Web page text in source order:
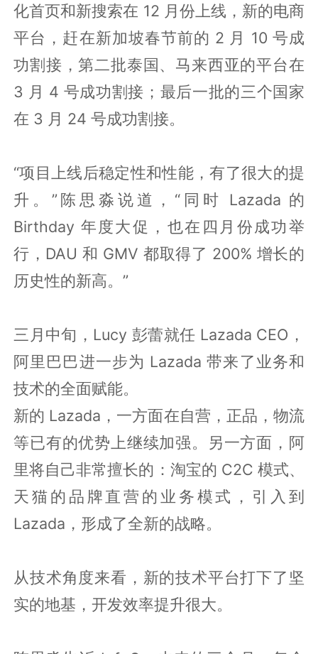
化首页和新搜索在 12 月份上线，新的电商
平台，赶在新加坡春节前的 2 月 10 号成
功割接，第二批泰国、马来西亚的平台在
3 月 4 号成功割接；最后一批的三个国家
在 3 月 24 号成功割接。
“项目上线后稳定性和性能，有了很大的提
升。”陈思淼说道，“同时 Lazada 的
Birthday 年度大促，也在四月份成功举
行，DAU 和 GMV 都取得了 200% 增长的
历史性的新高。”
三月中旬，Lucy 彭蕾就任 Lazada CEO，
阿里巴巴进一步为 Lazada 带来了业务和
技术的全面赋能。
新的 Lazada，一方面在自营，正品，物流
等已有的优势上继续加强。另一方面，阿
里将自己非常擅长的：淘宝的 C2C 模式、
天猫的品牌直营的业务模式，引入到
Lazada，形成了全新的战略。
从技术角度来看，新的技术平台打下了坚
实的地基，开发效率提升很大。